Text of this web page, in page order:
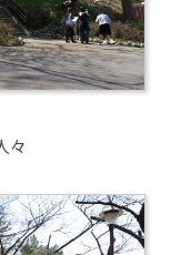
々